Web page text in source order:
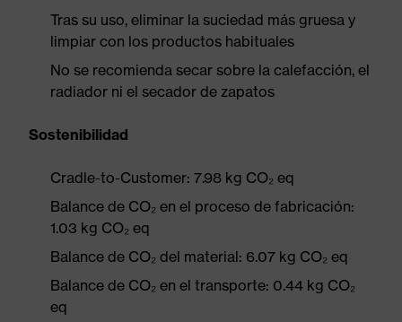
Tras su uso, eliminar la suciedad más gruesa y
limpiar con los productos habituales
No se recomienda secar sobre la calefacción, el
radiador ni el secador de zapatos
Sostenibilidad
Cradle-to-Customer: 7.98 kg CO₂ eq
Balance de CO₂ en el proceso de fabricación:
1.03 kg CO₂ eq
Balance de CO₂ del material: 6.07 kg CO₂ eq
Balance de CO₂ en el transporte: 0.44 kg CO₂
eq